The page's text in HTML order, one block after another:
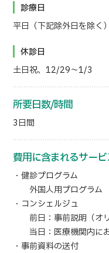
診療日
平日（下記除外日を除く）
休診日
土日祝、12/29～1/3
所要日数/時間
3日間
費用に含まれるサー
・健診プログラム
外国人用プログラム
・コンシェルジュ
前日：事前説明（オリ
当日：医療機関内に
・事前資料の送付